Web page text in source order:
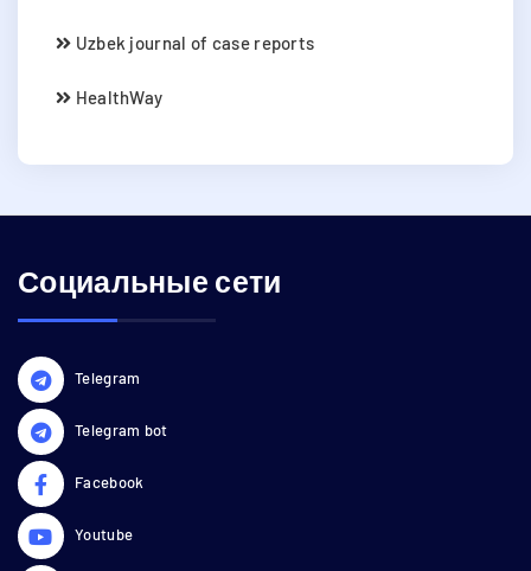
Uzbek journal of case reports
HealthWay
Социальные сети
Telegram
Telegram bot
Facebook
Youtube